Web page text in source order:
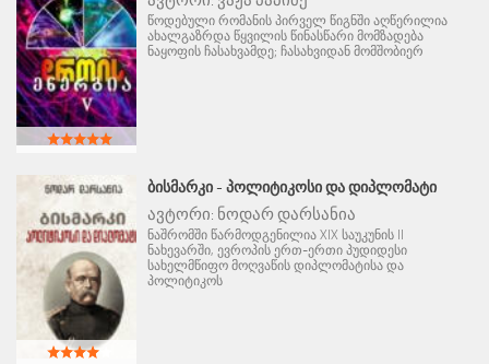
წოდებული რომანის პირველ წიგნში აღწერილია
ახალგაზრდა წყვილის წინასწარი მომზადება
ნაყოფის ჩასახვამდე; ჩასახვიდან მომშობიერ
ᲑᲘᲡᲛᲐᲠᲙᲘ - ᲞᲝᲚᲘᲢᲘᲙᲝᲡᲘ ᲓᲐ ᲓᲘᲞᲚᲝᲛᲐᲢᲘ
ავტორი: ნოდარ დარსანია
ნაშრომში წარმოდგენილია XIX საუკუნის II
ნახევარში, ევროპის ერთ-ერთი პუდიდესი
სახელმწიფო მოღვაწის დიპლომატისა და
პოლიტიკოს